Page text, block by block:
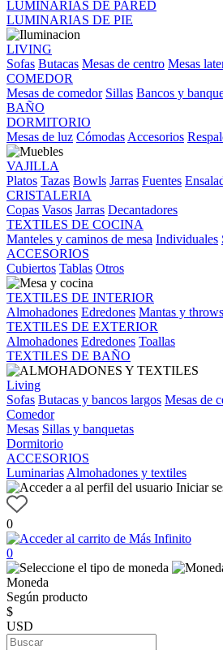
LUMINARIAS DE PARED
LUMINARIAS DE PIE
LIVING
Sofas Butacas Mesas de centro Mesas
COMEDOR
Mesas de comedor Sillas Bancos y
BAÑO
DORMITORIO
Mesas de luz Cómodas Accesorios
VAJILLA
Platos Tazas Bowls Jarras Fuentes
CRISTALERIA
Copas Vasos Jarras Decantadores
TEXTILES DE COCINA
Manteles y caminos de mesa Individuales
ACCESORIOS
Cubiertos Tablas Otros
TEXTILES DE INTERIOR
Almohadones Edredones Mantas y throws
TEXTILES DE EXTERIOR
Almohadones Edredones Toallas
TEXTILES DE BAÑO
Living
Sofas Butacas y bancos largos Mesas de
Comedor
Mesas Sillas y banquetas
Dormitorio
ACCESORIOS
Luminarias Almohadones y textiles
Iniciar
0
0
Moneda
Según producto
$
USD